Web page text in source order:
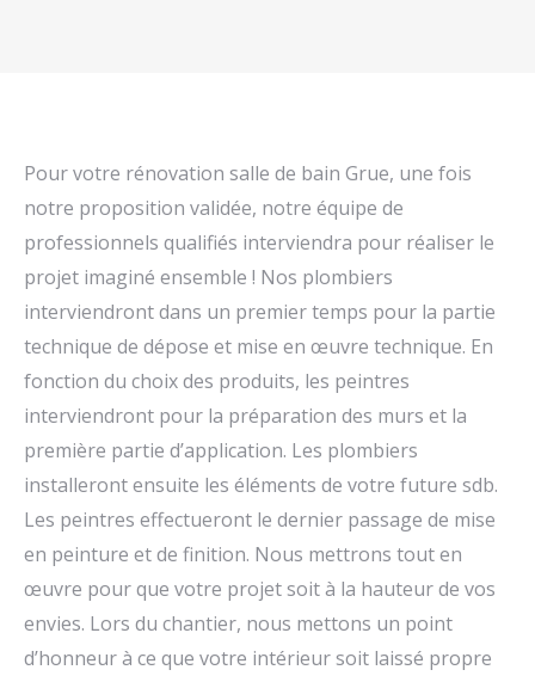
Pour votre rénovation salle de bain Grue, une fois
notre proposition validée, notre équipe de
professionnels qualifiés interviendra pour réaliser le
projet imaginé ensemble ! Nos plombiers
interviendront dans un premier temps pour la partie
technique de dépose et mise en œuvre technique. En
fonction du choix des produits, les peintres
interviendront pour la préparation des murs et la
première partie d’application. Les plombiers
installeront ensuite les éléments de votre future sdb.
Les peintres effectueront le dernier passage de mise
en peinture et de finition. Nous mettrons tout en
œuvre pour que votre projet soit à la hauteur de vos
envies. Lors du chantier, nous mettons un point
d’honneur à ce que votre intérieur soit laissé propre